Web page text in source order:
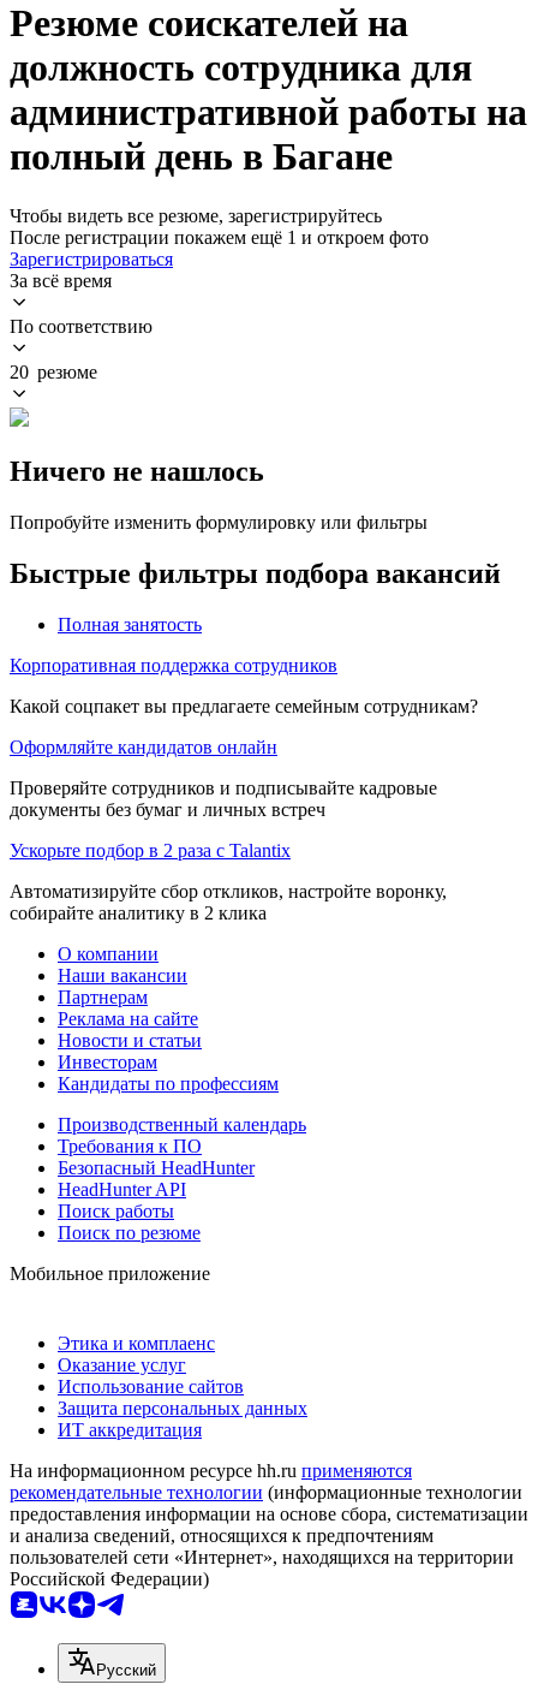
Резюме соискателей на
должность сотрудника для
административной работы на
полный день в Багане
Чтобы видеть все резюме, зарегистрируйтесь
После регистрации покажем ещё 1 и откроем фото
Зарегистрироваться
За всё время
По соответствию
20 резюме
Ничего не нашлось
Попробуйте изменить формулировку или фильтры
Быстрые фильтры подбора вакансий
Полная занятость
Корпоративная поддержка сотрудников
Какой соцпакет вы предлагаете семейным сотрудникам?
Оформляйте кандидатов онлайн
Проверяйте сотрудников и подписывайте кадровые
документы без бумаг и личных встреч
Ускорьте подбор в 2 раза с Talantix
Автоматизируйте сбор откликов, настройте воронку,
собирайте аналитику в 2 клика
О компании
Наши вакансии
Партнерам
Реклама на сайте
Новости и статьи
Инвесторам
Кандидаты по профессиям
Производственный календарь
Требования к ПО
Безопасный HeadHunter
HeadHunter API
Поиск работы
Поиск по резюме
Мобильное приложение
Этика и комплаенс
Оказание услуг
Использование сайтов
Защита персональных данных
ИТ аккредитация
На информационном ресурсе hh.ru применяются
рекомендательные технологии (информационные технологии
предоставления информации на основе сбора, систематизации
и анализа сведений, относящихся к предпочтениям
пользователей сети «Интернет», находящихся на территории
Российской Федерации)
Русский